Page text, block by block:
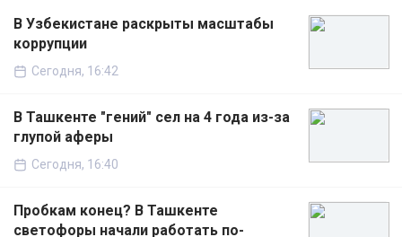
В Узбекистане раскрыты масштабы
коррупции
Сегодня, 16:42
В Ташкенте "гений" сел на 4 года из-за
глупой аферы
Сегодня, 16:40
Пробкам конец? В Ташкенте
светофоры начали работать по-